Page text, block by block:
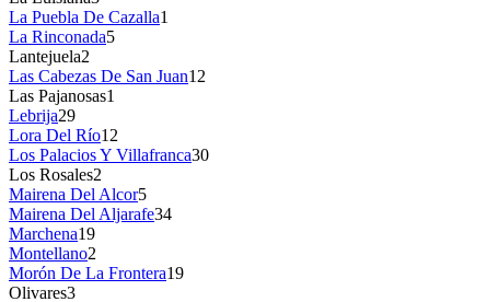
La Puebla De Cazalla1
La Rinconada5
Lantejuela2
Las Cabezas De San Juan12
Las Pajanosas1
Lebrija29
Lora Del Río12
Los Palacios Y Villafranca30
Los Rosales2
Mairena Del Alcor5
Mairena Del Aljarafe34
Marchena19
Montellano2
Morón De La Frontera19
Olivares3